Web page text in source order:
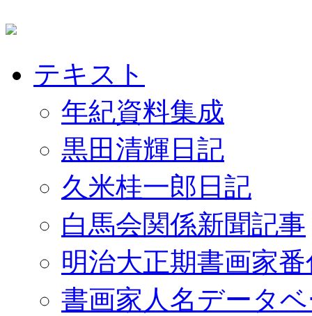
テキスト
年紀資料集成
黒田清輝日記
久米桂一郎日記
白馬会関係新聞記事
明治大正期書画家
書画家人名データ